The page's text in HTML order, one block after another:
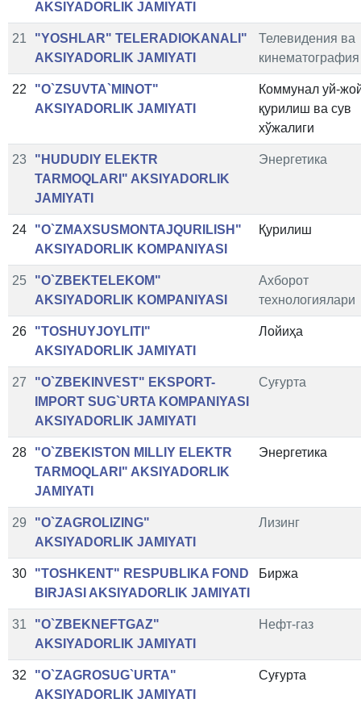
AKSIYADORLIK JAMIYATI
21
"YOSHLAR" TELERADIOKANALI"
AKSIYADORLIK JAMIYATI
Телевидения ва
кинематография
22
"O`ZSUVTA`MINOT"
AKSIYADORLIK JAMIYATI
Коммунал уй-
қурилиш ва сув
хўжалиги
23
"HUDUDIY ELEKTR
TARMOQLARI" AKSIYADORLIK
JAMIYATI
Энергетика
24
"O`ZMAXSUSMONTAJQURILISH"
AKSIYADORLIK KOMPANIYASI
Қурилиш
25
"O`ZBEKTELEKOM"
AKSIYADORLIK KOMPANIYASI
Ахборот
технологиялари
26
"TOSHUYJOYLITI"
AKSIYADORLIK JAMIYATI
Лойиҳа
27
"O`ZBEKINVEST" EKSPORT-
IMPORT SUG`URTA KOMPANIYASI
AKSIYADORLIK JAMIYATI
Суғурта
28
"O`ZBEKISTON MILLIY ELEKTR
TARMOQLARI" AKSIYADORLIK
JAMIYATI
Энергетика
29
"O`ZAGROLIZING"
AKSIYADORLIK JAMIYATI
Лизинг
30
"TOSHKENT" RESPUBLIKA FOND
BIRJASI AKSIYADORLIK JAMIYATI
Биржа
31
"O`ZBEKNEFTGAZ"
AKSIYADORLIK JAMIYATI
Нефт-газ
32
"O`ZAGROSUG`URTA"
AKSIYADORLIK JAMIYATI
Суғурта